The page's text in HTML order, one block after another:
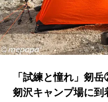
「試練と憧れ」剱
剱沢キャンプ場に到